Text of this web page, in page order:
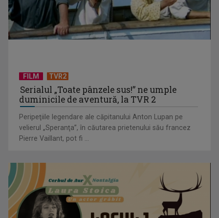
Povestea iei şi a borangicului, în filmul „Măiastra cu arnici”, la
Visuri, ambiții și iubiri în serialul italian „Inimi”, din nou la TVR
2
FILM TVR2
Serialul „Toate pânzele sus!” ne umple
duminicile de aventură, la TVR 2
Peripeţiile legendare ale căpitanului Anton Lupan pe
velierul „Speranţa”, în căutarea prietenului său francez
Pierre Vaillant, pot fi ...